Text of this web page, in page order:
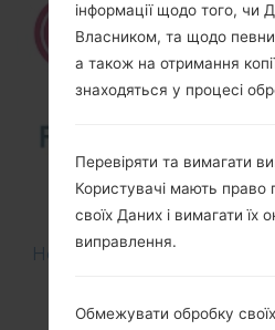
How to Flash Stock
інформації щодо того, чи
Власником, та щодо
а також на отримання
знаходяться у процесі
Перевіряти та вимагати
Користувачі мають право
своїх Даних і вимагати їх
виправлення.
Обмежувати обробку